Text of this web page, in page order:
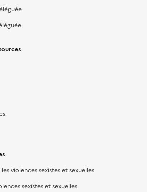
violences sexistes et sexuelles
sexistes et sexuelles